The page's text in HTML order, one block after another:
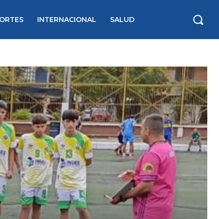
INTERNACIONAL SALUD